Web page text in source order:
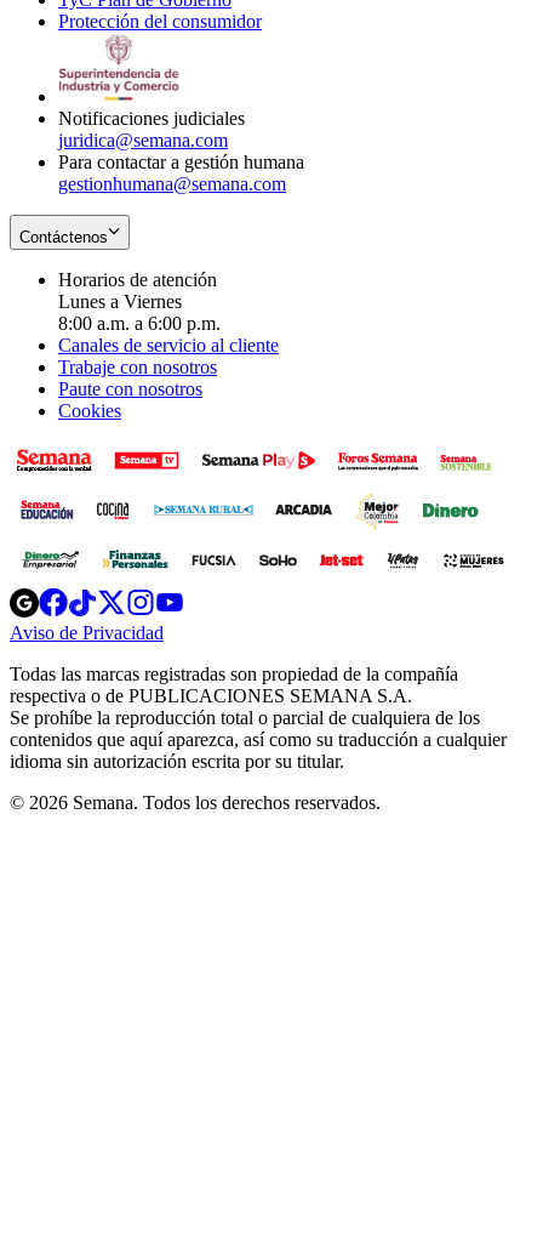
window
newin
Protección del consumidorOpens
Notificaciones judiciales
juridica@semana.com
Para contactar a gestión humana
gestionhumana@semana.com
Contáctenos
Horarios de atención
Lunes a Viernes
8:00 a.m. a 6:00 p.m.
Canales de servicio al cliente
Trabaje con nosotros
Paute con nosotros
Cookies
Opens
in
new
Opens
in
new
Opens
in
new
window
Opens
new
windowwindow
Aviso de Privacidad
new
window
Todas las marcas registradas son propiedad de la compañía
respectiva o de PUBLICACIONES SEMANA S.A.
Se prohíbe la reproducción total o parcial de cualquiera de los
contenidos que aquí aparezca, así como su traducción a cualquier
idioma sin autorización escrita por su titular.
© 2026 Semana. Todos los derechos reservados.